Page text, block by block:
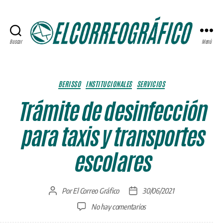
Buscar Menú
Categorías
BERISSO INSTITUCIONALES SERVICIOS
Trámite de desinfección
para taxis y transportes
escolares
AutorPorEl Correo Gráfico
Fecha30/06/2021
No hay comentariosen